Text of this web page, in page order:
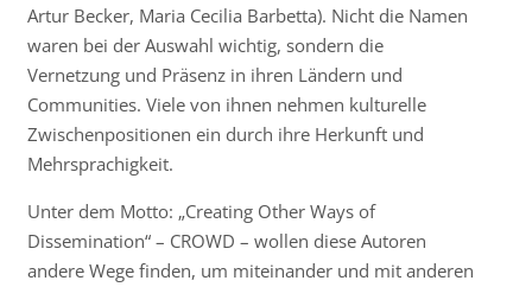
Artur Becker, Maria Cecilia Barbetta). Nicht die Namen
waren bei der Auswahl wichtig, sondern die
Vernetzung und Präsenz in ihren Ländern und
Communities. Viele von ihnen nehmen kulturelle
Zwischenpositionen ein durch ihre Herkunft und
Mehrsprachigkeit.
Unter dem Motto: „Creating Other Ways of
Dissemination“ – CROWD – wollen diese Autoren
andere Wege finden, um miteinander und mit anderen